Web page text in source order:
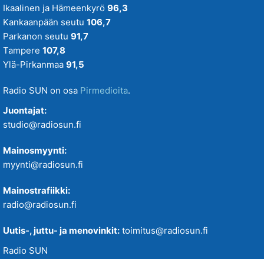
Ikaalinen ja Hämeenkyrö 96,3
Kankaanpään seutu 106,7
Parkanon seutu 91,7
Tampere 107,8
Ylä-Pirkanmaa 91,5
Radio SUN on osa Pirmedioita.
Juontajat:
studio@radiosun.fi
Mainosmyynti:
myynti@radiosun.fi
Mainostrafiikki:
radio@radiosun.fi
Uutis-, juttu- ja menovinkit: toimitus@radiosun.fi
Radio SUN